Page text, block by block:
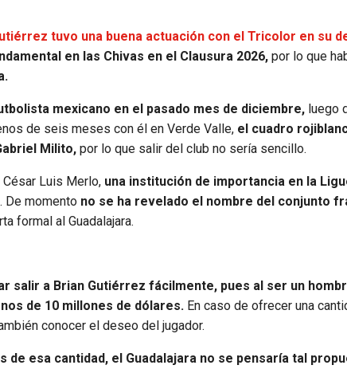
tuvo una buena actuación con el Tricolor en su
en las Chivas en el Clausura 2026, por lo que
mexicano en el pasado mes de diciembre, luego
de seis meses con él en Verde Valle, el cuadro
Milito, por lo que salir del club no sería sencillo.
Luis Merlo, una institución de importancia en la
. De momento no se ha revelado el nombre del conjunto
formal al Guadalajara.
salir a Brian Gutiérrez fácilmente, pues al ser un
de 10 millones de dólares. En caso de ofrecer una
conocer el deseo del jugador.
esa cantidad, el Guadalajara no se pensaría tal